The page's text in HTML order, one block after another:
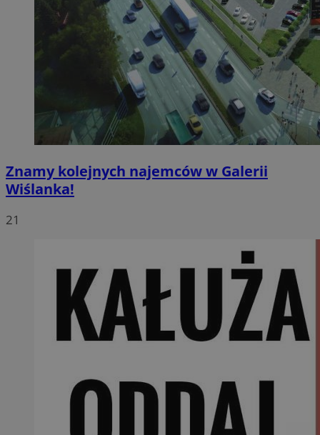
Znamy kolejnych najemców w Galerii
Wiślanka!
21